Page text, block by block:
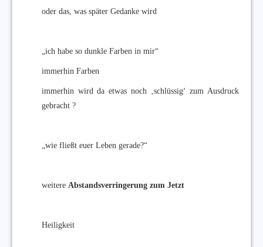
oder das, was später Gedanke wird
„ich habe so dunkle Farben in mir“
immerhin Farben
immerhin wird da etwas noch ‚schlüssig‘ zum Ausdruck
gebracht ?
„wie fließt euer Leben gerade?“
weitere Abstandsverringerung zum Jetzt
Heiligkeit